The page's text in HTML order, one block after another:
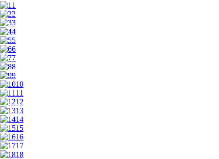
1
2
3
4
5
6
7
8
9
10
11
12
13
14
15
16
17
18